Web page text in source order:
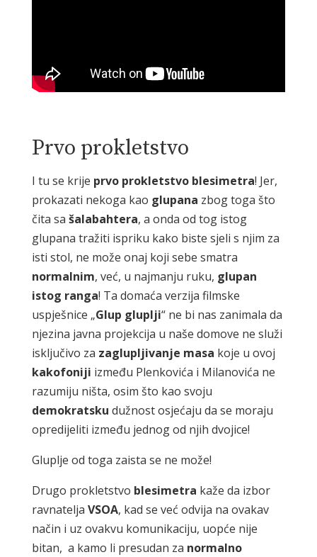
Prvo prokletstvo
I tu se krije prvo prokletstvo blesimetra! Jer,
prokazati nekoga kao glupana zbog toga što
čita sa šalabahtera, a onda od tog istog
glupana tražiti ispriku kako biste sjeli s njim za
isti stol, ne može onaj koji sebe smatra
normalnim, već, u najmanju ruku, glupan
istog ranga! Ta domaća verzija filmske
uspješnice „Glup gluplji“ ne bi nas zanimala da
njezina javna projekcija u naše domove ne služi
isključivo za zaglupljivanje masa koje u ovoj
kakofoniji između Plenkovića i Milanovića ne
razumiju ništa, osim što kao svoju
demokratsku dužnost osjećaju da se moraju
opredijeliti između jednog od njih dvojice!
Gluplje od toga zaista se ne može!
Drugo prokletstvo blesimetra kaže da izbor
ravnatelja VSOA, kad se već odvija na ovakav
način i uz ovakvu komunikaciju, uopće nije
bitan, a kamo li presudan za normalno